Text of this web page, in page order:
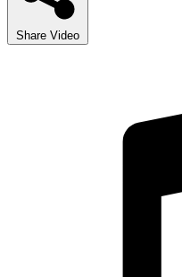
Share Video